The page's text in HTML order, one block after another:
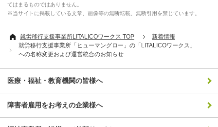
てはまるものではありません。
※当サイトに掲載している文章、画像等の無断転載、無断引用を禁じています。
就労移行支援事業所LITALICOワークス TOP
新着情報
就労移行支援事業所「ヒューマングロー」の「LITALICOワークス」
への名称変更および運営統合のお知らせ
医療・福祉・教育機関の皆様へ
障害者雇用をお考えの企業様へ